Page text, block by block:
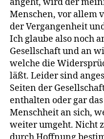
angeht, wird der
Menschen, vor allem
der Vergangenheit
Ich glaube also noch
Gesellschaft und an
welche die
läßt. Leider sind
Seiten der
enthalten oder gar
Menschheit an sich,
weiter umgeht. Nicht